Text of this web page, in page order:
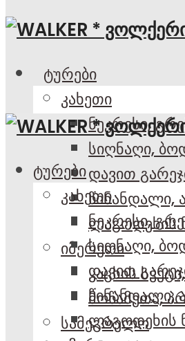
ტურები
კახეთი
ნეკრესი,
სიღნაღი,
დავით
წინანდალი,
ლაგოდეხის
იმერეთი
კაცხის
მოწამეთა,
სამეგრელო
ტურები
კახეთი
ნეკრესი,
სიღნაღი,
დავით
წინანდალი,
ლაგოდეხის